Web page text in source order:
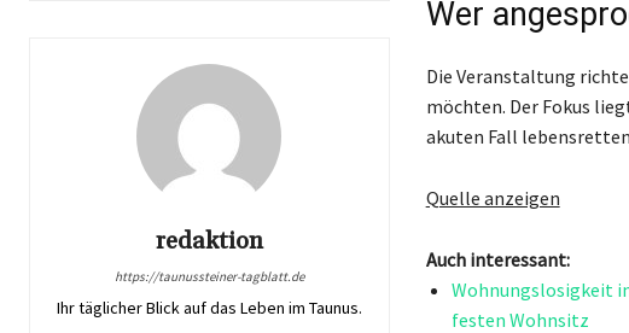
redaktion
https://taunussteiner-tagblatt.de
Ihr täglicher Blick auf das Leben im Taunus.
Wer
Die Veranstaltung
möchten. Der Fokus
akuten Fall
Quelle anzeigen
Auch interessant:
Wohnungslosigkeit
festen Wohnsitz